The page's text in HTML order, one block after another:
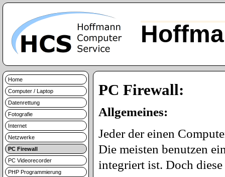
Home
Computer / Laptop
Datenrettung
Fotografie
Internet
Netzwerke
PC Firewall
PC Videorecorder
PHP Programmierung
PC Firewall:
Allgemeines:
Jeder der einen
Die meisten benutzen
integriert ist. Doch